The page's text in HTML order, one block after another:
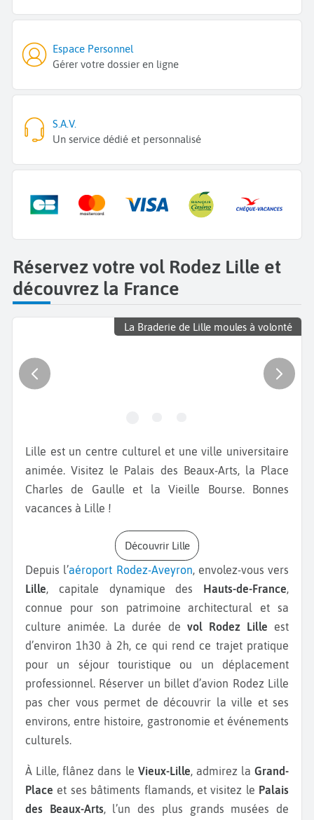
Espace Personnel
Gérer votre dossier en ligne
S.A.V.
Un service dédié et personnalisé
Réservez votre vol Rodez Lille et
découvrez la France
La Braderie de Lille moules à volonté
Lille est un centre culturel et une ville universitaire
animée. Visitez le Palais des Beaux-Arts, la Place
Charles de Gaulle et la Vieille Bourse. Bonnes
vacances à Lille !
Découvrir Lille
Depuis l’aéroport Rodez-Aveyron, envolez-vous vers
Lille, capitale dynamique des Hauts-de-France,
connue pour son patrimoine architectural et sa
culture animée. La durée de vol Rodez Lille est
d’environ 1h30 à 2h, ce qui rend ce trajet pratique
pour un séjour touristique ou un déplacement
professionnel. Réserver un billet d’avion Rodez Lille
pas cher vous permet de découvrir la ville et ses
environs, entre histoire, gastronomie et événements
culturels.
À Lille, flânez dans le Vieux-Lille, admirez la Grand-
Place et ses bâtiments flamands, et visitez le Palais
des Beaux-Arts, l’un des plus grands musées de